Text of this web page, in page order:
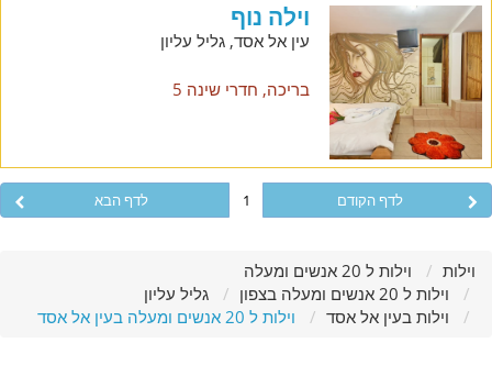
וילה נוף
עין אל אסד, גליל עליון
בריכה, חדרי שינה 5
לדף הקודם 1 לדף הבא
וילות
וילות ל 20 אנשים ומעלה
וילות ל 20 אנשים ומעלה בצפון
גליל עליון
וילות בעין אל אסד
וילות ל 20 אנשים ומעלה בעין אל אסד